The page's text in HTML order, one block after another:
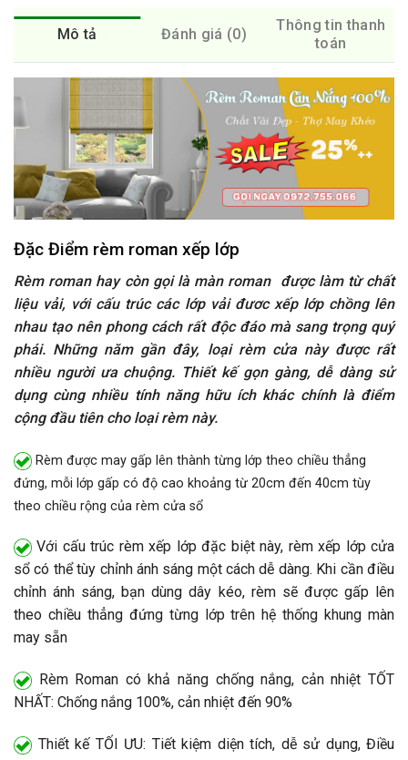
Mô tả Đánh giá (0)
Thông tin thanh
toán
Đặc Điểm rèm roman xếp lớp
Rèm roman hay còn gọi là màn roman được làm từ chất
liệu vải, với cấu trúc các lớp vải đươc xếp lớp chồng lên
nhau tạo nên phong cách rất độc đáo mà sang trọng quý
phái. Những năm gần đây, loại rèm cửa này được rất
nhiều người ưa chuộng. Thiết kế gọn gàng, dễ dàng sử
dụng cùng nhiều tính năng hữu ích khác chính là điểm
cộng đầu tiên cho loại rèm này.
Rèm được may gấp lên thành từng lớp theo chiều thẳng
đứng, mỗi lớp gấp có độ cao khoảng từ 20cm đến 40cm tùy
theo chiều rộng của rèm cửa sổ
Với cấu trúc rèm xếp lớp đặc biệt này, rèm xếp lớp cửa
sổ có thể tùy chỉnh ánh sáng một cách dễ dàng. Khi cần điều
chỉnh ánh sáng, bạn dùng dây kéo, rèm sẽ được gấp lên
theo chiều thẳng đứng từng lớp trên hệ thống khung màn
may sẵn
Rèm Roman có khả năng chống nắng, cản nhiệt TỐT
NHẤT: Chống nắng 100%, cản nhiệt đến 90%
Thiết kế TỐI ƯU: Tiết kiệm diện tích, dễ sử dụng, Điều